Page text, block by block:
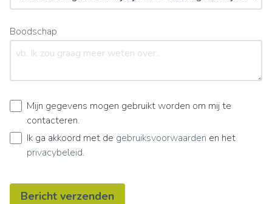
Boodschap
Mijn gegevens mogen gebruikt worden om mij te
contacteren.
Ik ga akkoord met de gebruiksvoorwaarden en het
privacybeleid.
Bericht verzenden